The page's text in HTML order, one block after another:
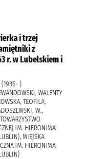
i trzej
z
r. w Lubelskiem i
(1936- )
WALENTY
TEOFILA,
W.,
IM. HIERONIMA
MIEJSKA
IM. HIERONIMA